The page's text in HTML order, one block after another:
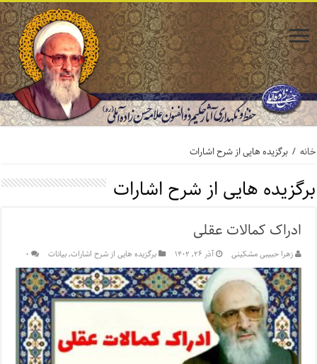
خانه / برگزیده هایی از شرح اشارات
برگزیده هایی از شرح اشارات
ادراک کمالات عقلی
زهرا حبیبی مشکینی آذر ۲۶, ۱۴۰۲ برگزیده هایی از شرح اشارات,بیانات ۰